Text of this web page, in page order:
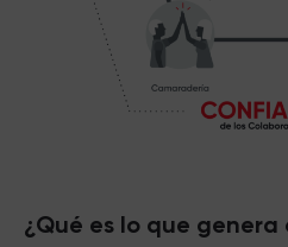
¿Qué es lo que